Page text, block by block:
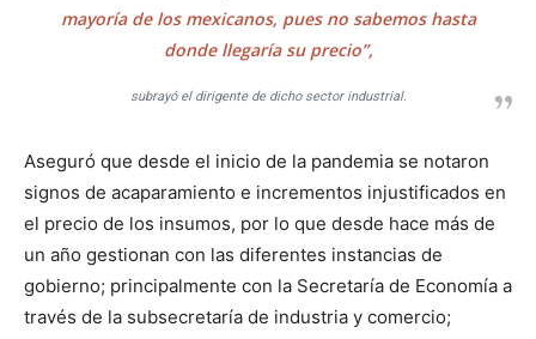
mayoría de los mexicanos, pues no sabemos hasta
donde llegaría su precio”,
subrayó el dirigente de dicho sector industrial.
Aseguró que desde el inicio de la pandemia se notaron
signos de acaparamiento e incrementos injustificados en
el precio de los insumos, por lo que desde hace más de
un año gestionan con las diferentes instancias de
gobierno; principalmente con la Secretaría de Economía a
través de la subsecretaría de industria y comercio;